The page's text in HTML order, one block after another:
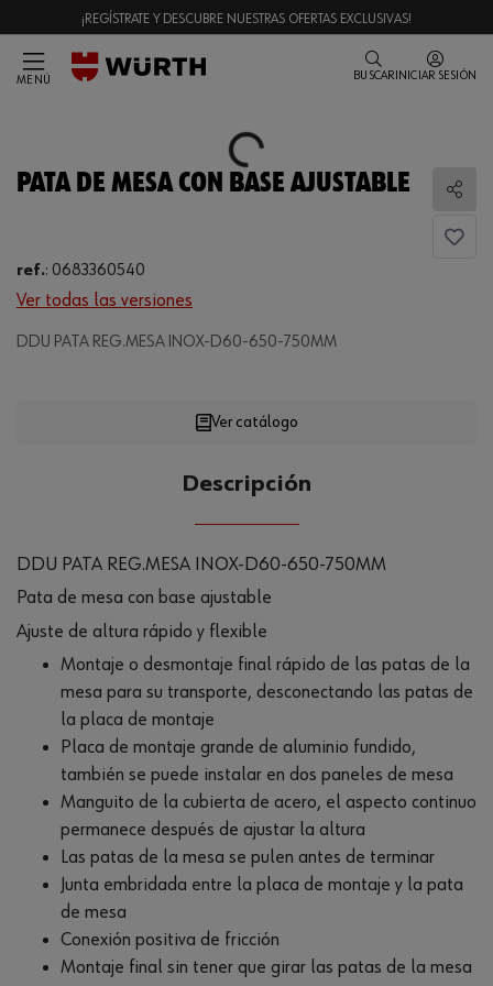
¡REGÍSTRATE Y DESCUBRE NUESTRAS OFERTAS EXCLUSIVAS!
MENÚ BUSCAR INICIAR SESIÓN
Loading...
PATA DE MESA CON BASE AJUSTABLE
ref.: 0683360540
Ver todas las versiones
DDU PATA REG.MESA INOX-D60-650-750MM
Loading...
Ver catálogo
Descripción
DDU PATA REG.MESA INOX-D60-650-750MM
Pata de mesa con base ajustable
Ajuste de altura rápido y flexible
Montaje o desmontaje final rápido de las patas de la
mesa para su transporte, desconectando las patas de
la placa de montaje
Placa de montaje grande de aluminio fundido,
también se puede instalar en dos paneles de mesa
Manguito de la cubierta de acero, el aspecto continuo
permanece después de ajustar la altura
Las patas de la mesa se pulen antes de terminar
Junta embridada entre la placa de montaje y la pata
de mesa
Conexión positiva de fricción
Montaje final sin tener que girar las patas de la mesa